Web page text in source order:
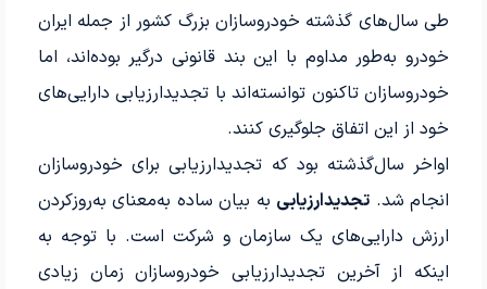
طی سال‌های گذشته خودروسازان بزرگ کشور از جمله ایران‌
خودرو به‌طور مداوم با این بند ‌قانونی درگیر بوده‌اند، اما
خودروسازان تاکنون توانسته‌‌‌‌‌‌‌‌‌اند با تجدیدارزیابی دارایی‌های
خود از این اتفاق جلوگیری کنند.
اواخر سال‌گذشته بود که تجدیدارزیابی برای خودروسازان
انجام شد. تجدیدارزیابی به بیان ساده به‌معنای به‌روز‌کردن
ارزش دارایی‌های یک سازمان و شرکت است. با توجه به
اینکه از آخرین تجدیدارزیابی خودروسازان زمان زیادی